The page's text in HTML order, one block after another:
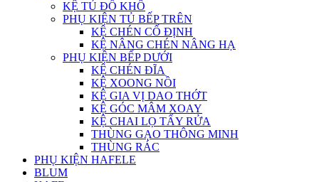
KỆ TỦ ĐỒ KHÔ
PHỤ KIỆN TỦ BẾP TRÊN
KỆ CHÉN CỐ ĐỊNH
KỆ NÂNG CHÉN NÂNG HẠ
PHỤ KIỆN BẾP DƯỚI
KỆ CHÉN ĐĨA
KỆ XOONG NỒI
KỆ GIA VỊ DAO THỚT
KỆ GÓC MÂM XOAY
KỆ CHAI LỌ TẨY RỬA
THÙNG GẠO THÔNG MINH
THÙNG RÁC
PHỤ KIỆN HAFELE
BLUM